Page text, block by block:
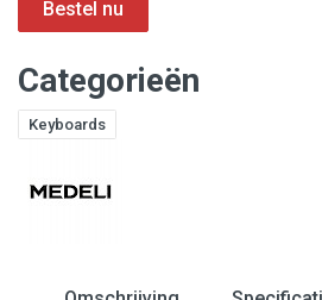
Categorieën
Keyboards